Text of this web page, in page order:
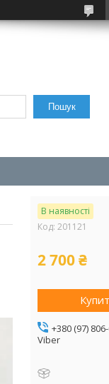
Пошук
В наявності
Код: 201121
2 700 ₴
+380 (97)
Viber